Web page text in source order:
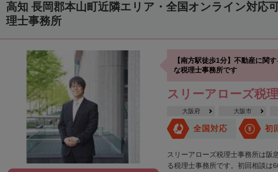
高知 長岡郡本山町近隣エリア・全国オンライン対応
理士事務所
【南方駅徒歩1分】不動産に関
な税理士事務所です
スリーアローズ税
大阪府 大阪市
全国対応 初
スリーアローズ税理士事務所は阪
る税理士事務所です。初回相談は